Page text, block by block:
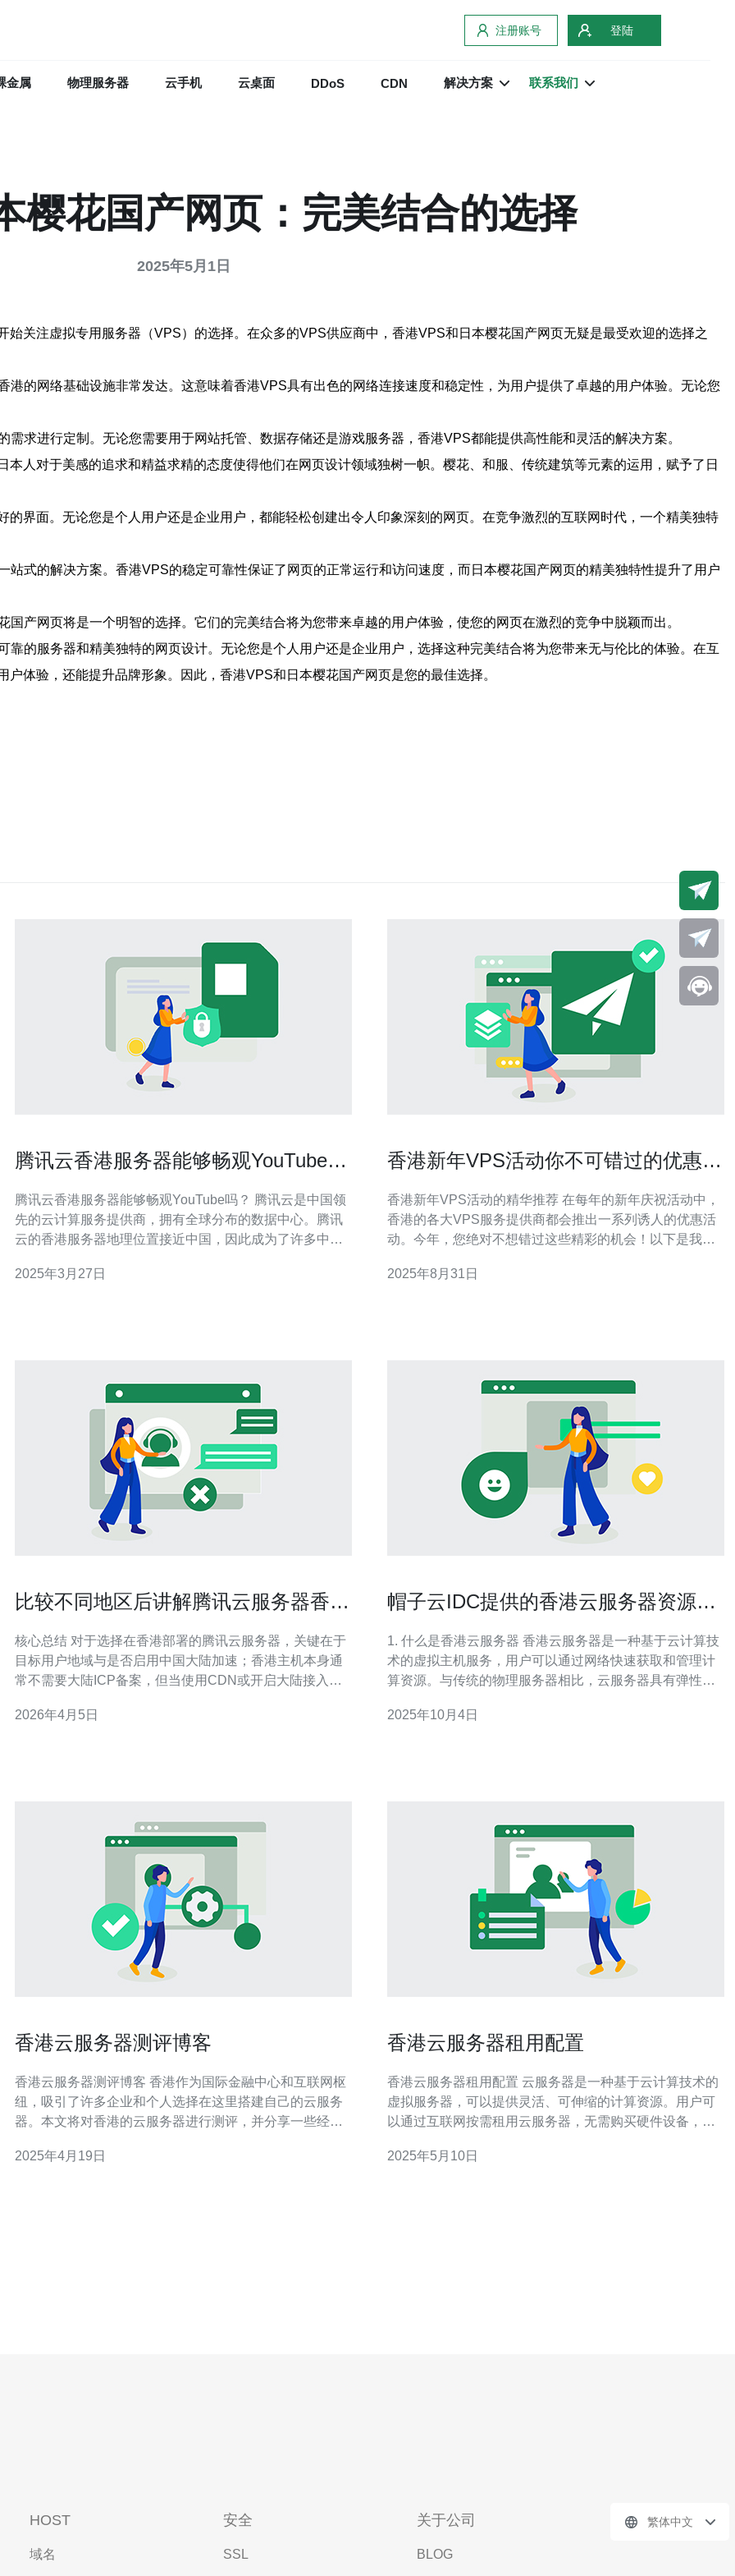
注册账号 登陆
金属 物理服务器 云手机 云桌面 DDoS CDN 解决方案 联系我们
樱花国产网页：完美结合的选择
2025年5月1日
关注虚拟专用服务器（VPS）的选择。在众多的VPS供应商中，香港VPS和日本樱花国产网页无疑是最受欢迎的选择之
的网络基础设施非常发达。这意味着香港VPS具有出色的网络连接速度和稳定性，为用户提供了卓越的用户体验。无论您
求进行定制。无论您需要用于网站托管、数据存储还是游戏服务器，香港VPS都能提供高性能和灵活的解决方案。
人对于美感的追求和精益求精的态度使得他们在网页设计领域独树一帜。樱花、和服、传统建筑等元素的运用，赋予了日
界面。无论您是个人用户还是企业用户，都能轻松创建出令人印象深刻的网页。在竞争激烈的互联网时代，一个精美独特
式的解决方案。香港VPS的稳定可靠性保证了网页的正常运行和访问速度，而日本樱花国产网页的精美独特性提升了用户
产网页将是一个明智的选择。它们的完美结合将为您带来卓越的用户体验，使您的网页在激烈的竞争中脱颖而出。
的服务器和精美独特的网页设计。无论您是个人用户还是企业用户，选择这种完美结合将为您带来无与伦比的体验。在互
体验，还能提升品牌形象。因此，香港VPS和日本樱花国产网页是您的最佳选择。
腾讯云香港服务器能够畅观YouTube
腾讯云香港服务器能够畅观YouTube吗？ 腾讯云是中国领
先的云计算服务提供商，拥有全球分布的数据中心。腾讯
云的香港服务器地理位置接近中国，因此成为了许多中国
2025年3月27日
香港新年VPS活动你不可错过的优惠机
香港新年VPS活动的精华推荐 在每年的新年庆祝活动中，
香港的各大VPS服务提供商都会推出一系列诱人的优惠活
动。今年，您绝对不想错过这些精彩的机会！以下是我们
高达50%的优惠折扣，让您以更低的价格体验到更高性能
2025年8月31日
比较不同地区后讲解腾讯云服务器香港
核心总结 对于选择在香港部署的腾讯云服务器，关键在于
目标用户地域与是否启用中国大陆加速；香港主机本身通
常不需要大陆ICP备案，但当使用CDN或开启大陆接入
更稳妥和更快上线，推荐联系德讯电讯获取跨境网络、加
2026年4月5日
帽子云IDC提供的香港云服务器资源详
1. 什么是香港云服务器 香港云服务器是一种基于云计算技
术的虚拟主机服务，用户可以通过网络快速获取和管理计
算资源。与传统的物理服务器相比，云服务器具有弹性、
连接亚洲和全球其他地区非常便利，因此许多企业选择在
2025年10月4日
香港云服务器测评博客
香港云服务器测评博客 香港作为国际金融中心和互联网枢
纽，吸引了许多企业和个人选择在这里搭建自己的云服务
器。本文将对香港的云服务器进行测评，并分享一些经验
几个方面： 性能：云服务器的性能直接影响网站的访问速
2025年4月19日
香港云服务器租用配置
香港云服务器租用配置 云服务器是一种基于云计算技术的
虚拟服务器，可以提供灵活、可伸缩的计算资源。用户可
以通过互联网按需租用云服务器，无需购买硬件设备，实
有优越的地理位置和网络基础设施，连接全球各大数据中
2025年5月10日
HOST
域名
安全
SSL
关于公司
BLOG
繁体中文